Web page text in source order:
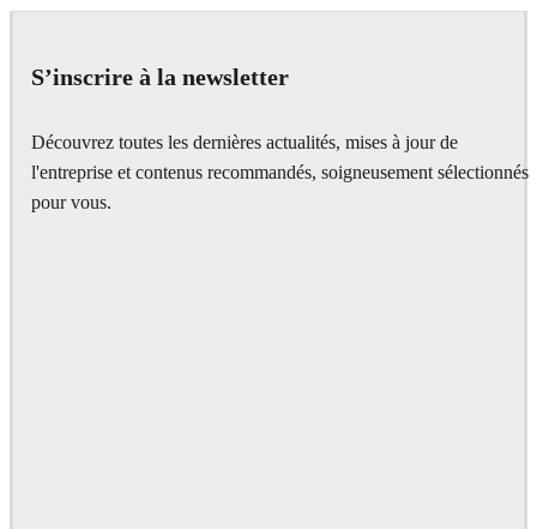
S’inscrire à la newsletter
Découvrez toutes les dernières actualités, mises à jour de
l'entreprise et contenus recommandés, soigneusement sélectionnés
pour vous.